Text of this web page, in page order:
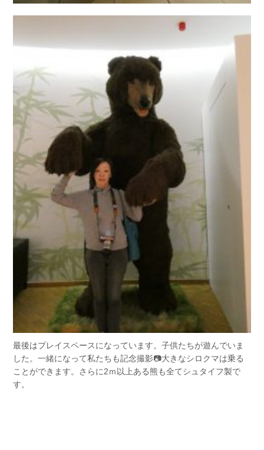
最後はプレイスペースになっています。子供たちが遊んでいま
した。一緒になって私たちも記念撮影📷大きなシロクマは乗る
ことができます。さらに2ｍ以上ある熊も全てシュタイフ製で
す。